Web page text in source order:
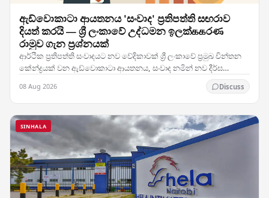
ඇඩ්වොකාටා ආයතනය 'සංවාද' ප්‍රතිපත්ති සඟරාව
දියත් කරයි — ශ්‍රී ලංකාවේ උද්ධමන ඉලක්ககරණ
රාමුව ගැන ප්‍රශ්නයක්
ආර්ථික ප්‍රතිපත්ති සංවාදයට නව වේදිකාවක් ශ්‍රී ලංකාවේ ප්‍රමුඛ චින්තන
කේන්ද්‍රයක් වන ඇඩ්වොකාටා ආයතනය, සංවාද නමින් නව දීර්ඝ
08 Aug 2026 Discuss
SINHALA